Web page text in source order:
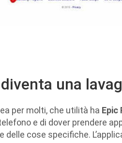
una
per molti, che utilità ha Epic
e di dover prendere
delle cose specifiche.